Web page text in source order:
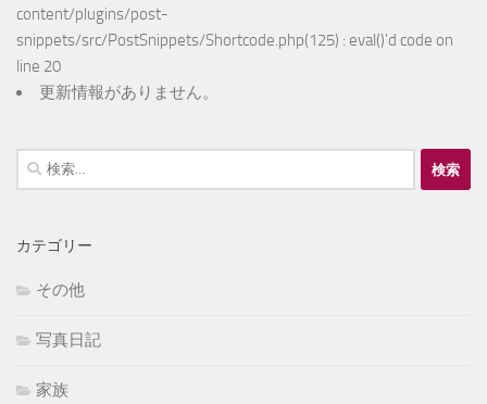
content/plugins/post-
snippets/src/PostSnippets/Shortcode.php(125) : eval()'d code on
line 20
更新情報がありません。
検
索:
カテゴリー
その他
写真日記
家族